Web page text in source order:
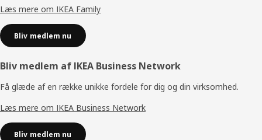
Læs mere om IKEA Family
Bliv medlem nu
Bliv medlem af IKEA Business Network
Få glæde af en række unikke fordele for dig og din virksomhed.
Læs mere om IKEA Business Network
Bliv medlem nu